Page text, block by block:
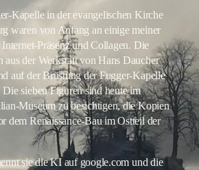
Kapelle in der evangelischen Kirche
waren von Anfang an einige meiner
Präsenz und Collagen. Die
aus der Werkstatt von Hans Daucher
auf der Brüstung der Fugger-Kapelle
sieben Figuren sind heute im
Museum zu besichtigen, die Kopien
dem Renaissance-Bau im Ostteil der
sie die KI auf google.com und die